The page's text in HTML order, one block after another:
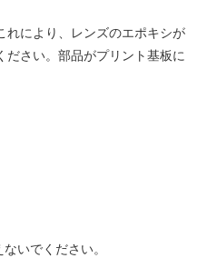
れにより、レンズのエポキシが
さい。部品がプリント基板に
いでください。